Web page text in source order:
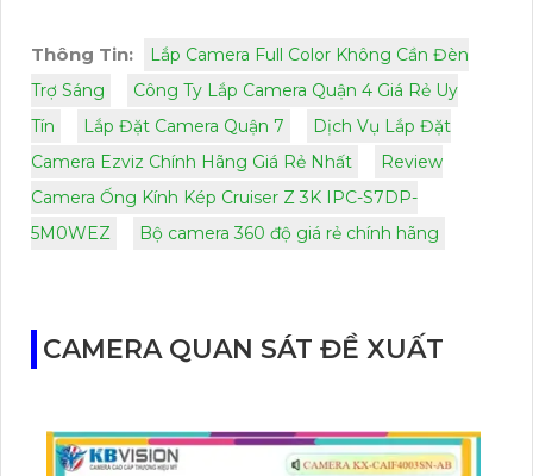
Thông Tin:
Lắp Camera Full Color Không Cần Đèn
Trợ Sáng
Công Ty Lắp Camera Quận 4 Giá Rẻ Uy
Tín
Lắp Đặt Camera Quận 7
Dịch Vụ Lắp Đặt
Camera Ezviz Chính Hãng Giá Rẻ Nhất
Review
Camera Ống Kính Kép Cruiser Z 3K IPC-S7DP-
5M0WEZ
Bộ camera 360 độ giá rẻ chính hãng
CAMERA QUAN SÁT ĐỀ XUẤT